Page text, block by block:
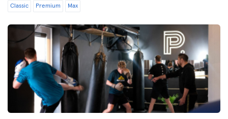
Classic Premium Max